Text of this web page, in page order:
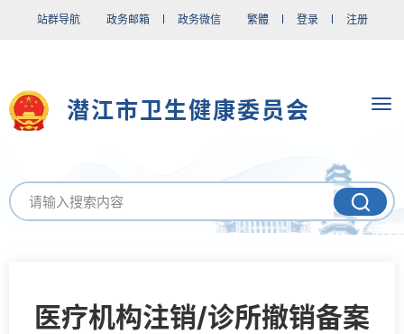
站群导航 政务邮箱 政务微信 繁體 登录 注册
潜江市卫生健康委员会
医疗机构注销/诊所撤销备案